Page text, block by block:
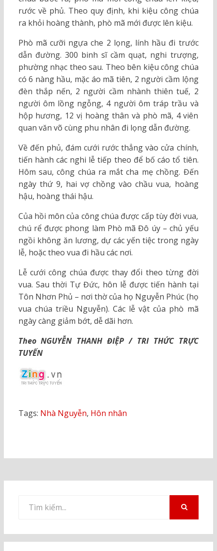
rước về phủ. Theo quy định, khi kiệu công chúa
ra khỏi hoàng thành, phò mã mới được lên kiệu.
Phò mã cưỡi ngựa che 2 lọng, lính hầu đi trước
dẫn đường. 300 binh sĩ cầm quạt, nghi trượng,
phường nhạc theo sau. Theo bên kiệu công chúa
có 6 nàng hầu, mặc áo mã tiên, 2 người cầm lộng
đèn thắp nến, 2 người cầm nhành thiên tuế, 2
người ôm lồng ngỗng, 4 người ôm tráp trầu và
hộp hương, 12 vị hoàng thân và phò mã, 4 viên
quan văn võ cùng phu nhân đi lọng dẫn đường.
Về đến phủ, đám cưới rước thẳng vào cửa chính,
tiến hành các nghi lễ tiếp theo để bố cáo tổ tiên.
Hôm sau, công chúa ra mắt cha mẹ chồng. Đến
ngày thứ 9, hai vợ chồng vào chầu vua, hoàng
hậu, hoàng thái hậu.
Của hồi môn của công chúa được cấp tùy đời vua,
chú rể được phong làm Phò mã Đô úy – chủ yếu
ngồi không ăn lương, dự các yến tiệc trong ngày
lễ, hoặc theo vua đi hầu các nơi.
Lễ cưới công chúa được thay đổi theo từng đời
vua. Sau thời Tự Đức, hôn lễ được tiến hành tại
Tôn Nhơn Phủ – nơi thờ của họ Nguyễn Phúc (họ
vua chúa triều Nguyễn). Các lễ vật của phò mã
ngày càng giảm bớt, dễ dãi hơn.
Theo NGUYỄN THANH ĐIỆP / TRI THỨC TRỰC
TUYẾN
Tags: Nhà Nguyễn, Hôn nhân
kiếm